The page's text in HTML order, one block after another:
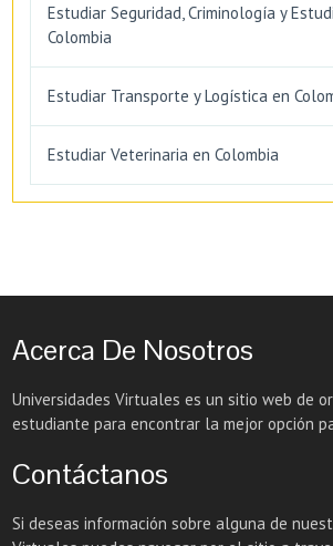
Estudiar Seguridad, Criminología y
Colombia
Estudiar Transporte y Logística en
Estudiar Veterinaria en Colombia
Acerca De Nosotros
Universidades Virtuales es un sitio web de
estudiante para encontrar la mejor opción
Contáctanos
Si deseas información sobre alguna de